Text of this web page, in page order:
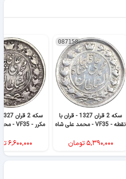
087158
سکه 2 قران 1327 - قران با
نقطه - VF35 - محمد علی شاه
۵,۳۹۰,۰۰۰تومان
مکرر - VF35 - محمد علی شاه
۶,۶۰۰,۰۰۰